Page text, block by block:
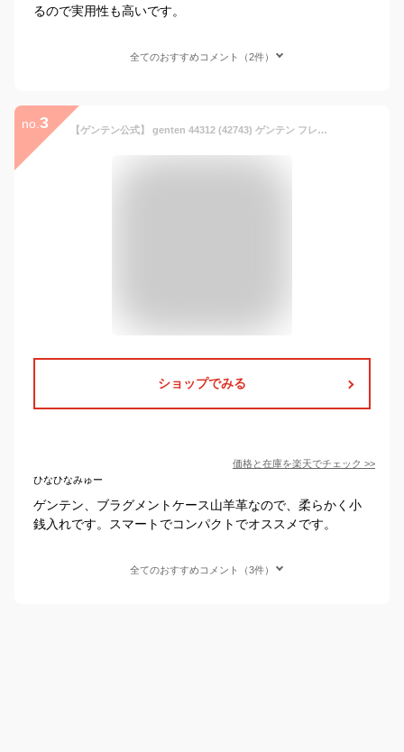
るので実用性も高いです。
全てのおすすめコメント（2件）
no. 3 【ゲンテン公式】 genten 44312 (42743) ゲンテン フレスコ フラグメントケース WEB限定カラー カシス★フラグメントケース 日本製 本革 レディース 山羊革 小銭入れ スマートウォレット ミニ財布 ミニマルウォレット レザー
ショップでみる
価格と在庫を楽天でチェック >>
ひなひなみゅー
ゲンテン、ブラグメントケース山羊革なので、柔らかく小
銭入れです。スマートでコンパクトでオススメです。
全てのおすすめコメント（3件）